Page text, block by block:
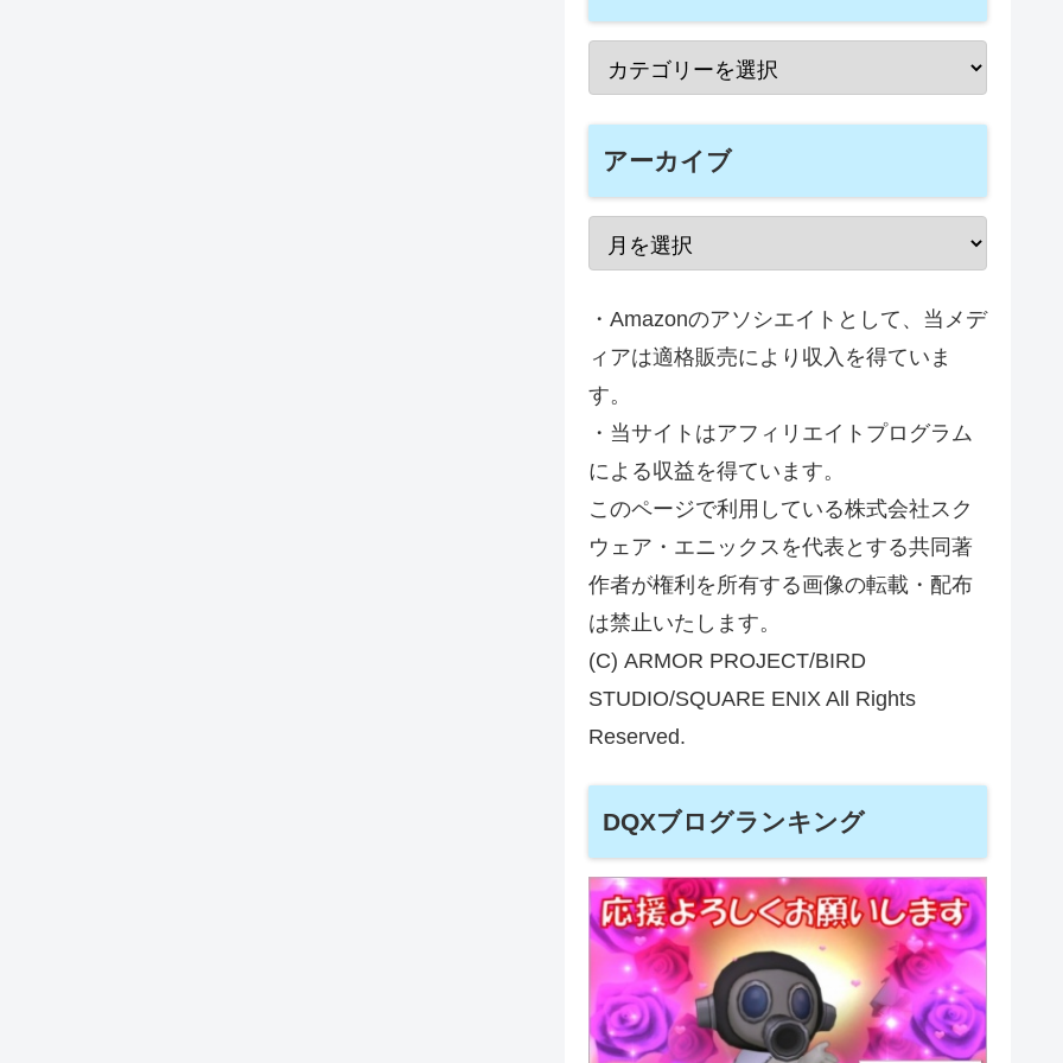
アーカイブ
・Amazonのアソシエイトとして、当メデ
ィアは適格販売により収入を得ていま
す。
・当サイトはアフィリエイトプログラム
による収益を得ています。
このページで利用している株式会社スク
ウェア・エニックスを代表とする共同著
作者が権利を所有する画像の転載・配布
は禁止いたします。
(C) ARMOR PROJECT/BIRD
STUDIO/SQUARE ENIX All Rights
Reserved.
DQXブログランキング